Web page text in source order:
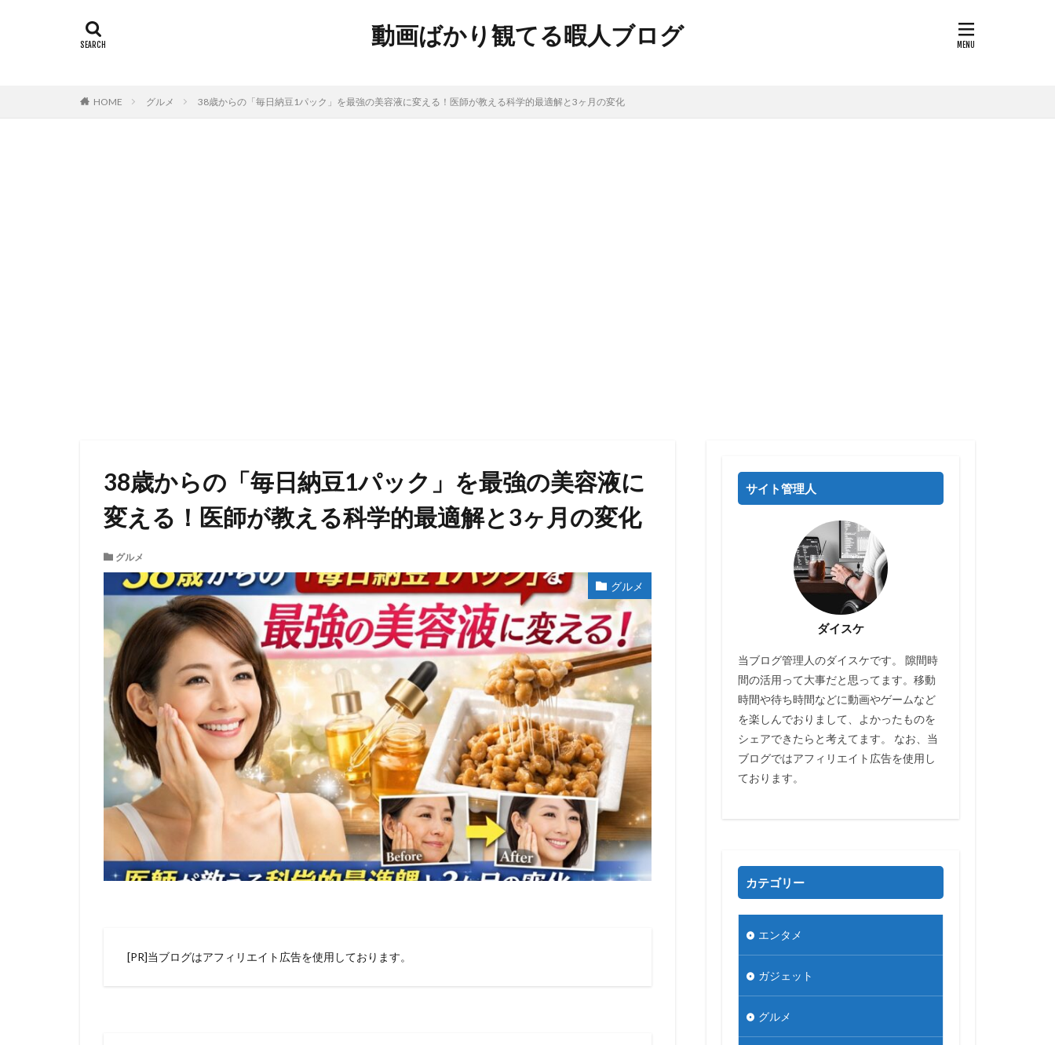
動画ばかり観てる暇人ブログ
HOME グルメ 38歳からの「毎日納豆1パック」を最強の美容液に変える！医師が教える科学的最適解と3ヶ月の変化
38歳からの「毎日納豆1パック」を最強の美容液に
変える！医師が教える科学的最適解と3ヶ月の変化
グルメ
グルメ
[PR]当ブログはアフィリエイト広告を使用しております。
サイト管理人
ダイスケ
当ブログ管理人のダイスケです。 隙間時
間の活用って大事だと思ってます。移動
時間や待ち時間などに動画やゲームなど
を楽しんでおりまして、よかったものを
シェアできたらと考えてます。 なお、当
ブログではアフィリエイト広告を使用し
ております。
カテゴリー
エンタメ
ガジェット
グルメ